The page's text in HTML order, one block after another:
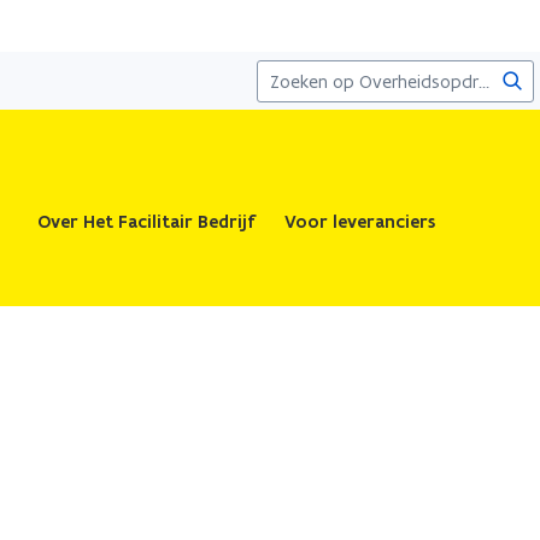
Over Het Facilitair Bedrijf Voor leveranciers